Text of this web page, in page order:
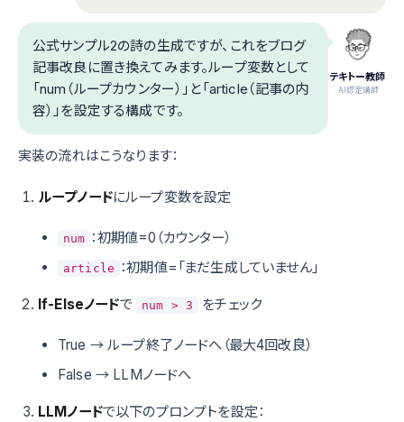
テキトー教師
.AI認定講師
公式サンプル2の詩の生成ですが、これをブログ
記事改良に置き換えてみます。ループ変数として
「num（ループカウンター）」と「article（記事の内
容）」を設定する構成です。
実装の流れはこうなります：
ループノードにループ変数を設定
num ：初期値=0（カウンター）
article ：初期値=「まだ生成していません」
If-Elseノードで num > 3 をチェック
True → ループ終了ノードへ（最大4回改良）
False → LLMノードへ
LLMノードで以下のプロンプトを設定：